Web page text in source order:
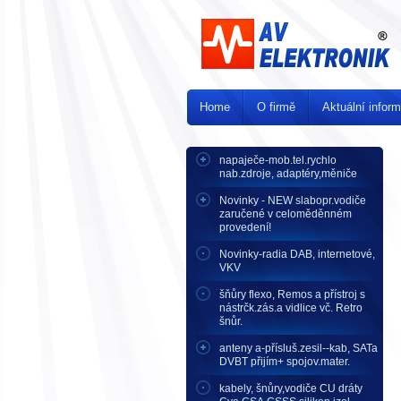
napaječe-mob.tel.rychlo
nab.zdroje, adaptéry,měniče
Novinky - NEW slabopr.vodiče
zaručené v celoměděnném
provedení!
Novinky-radia DAB, internetové,
VKV
šňůry flexo, Remos a přístroj s
nástrčk.zás.a vidlice vč. Retro
šnůr.
anteny a-přísluš.zesil--kab, SATa
DVBT přijím+ spojov.mater.
kabely, šnůry,vodiče CU dráty
Home O firmě Aktuální